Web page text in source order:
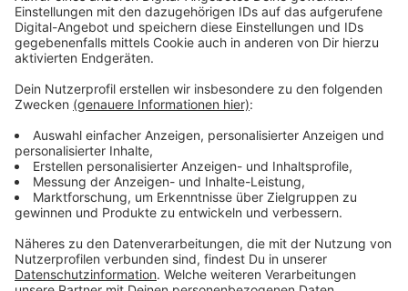
einem Mittäter von Köln mit einem Taxi nach Düren
gefahren sein. Als die beiden die Fahrt am Ende
nicht bezahlen wollten, soll es zu einer
gekommen sein, bei der der sogar mit einem
Tat geplant gewesen sein. Der Angeklagte muss
sich wegen vorsätzlicher Körperverletzung
verantworten.
Außerdem muss sich ein Mann aus Düren für
sexuellen Missbrauch von Kindern verantworten.